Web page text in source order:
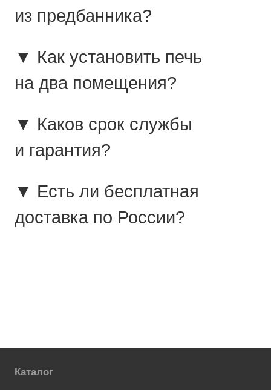
из предбанника?
▼ Как установить печь
на два помещения?
▼ Каков срок службы
и гарантия?
▼ Есть ли бесплатная
доставка по России?
Каталог